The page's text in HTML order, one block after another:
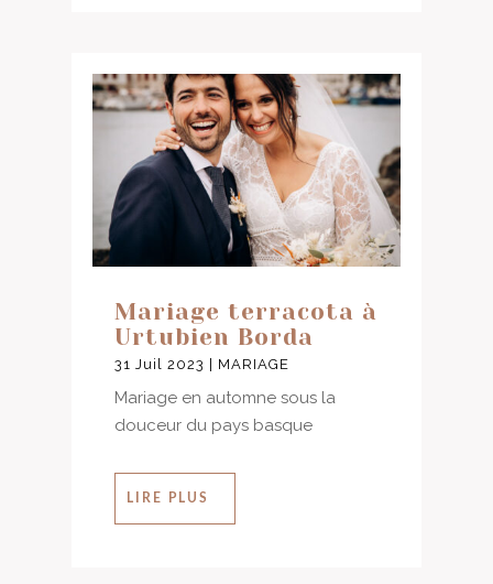
Mariage terracota à
Urtubien Borda
31 Juil 2023 MARIAGE
Mariage en automne sous la
douceur du pays basque
LIRE PLUS